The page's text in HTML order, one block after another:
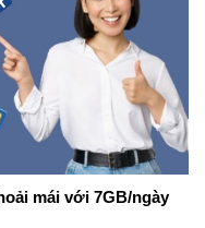
mái với 7GB/ngày